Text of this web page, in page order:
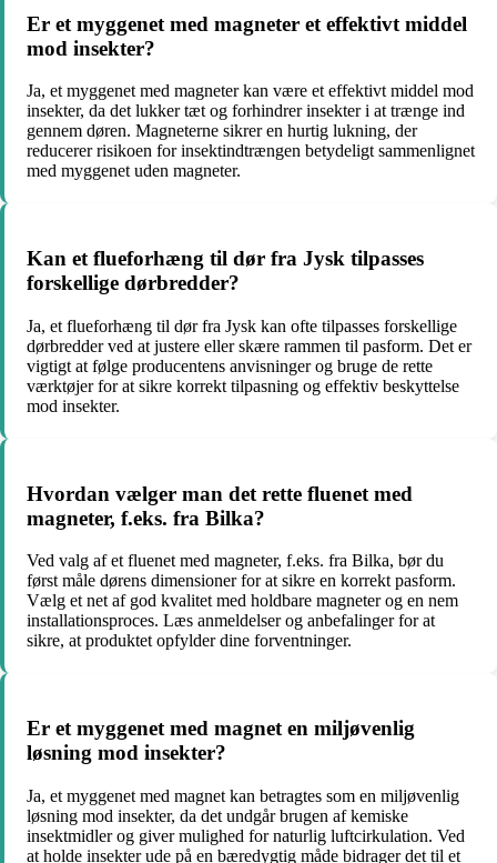
Er et myggenet med magneter et effektivt middel
mod insekter?
Ja, et myggenet med magneter kan være et effektivt middel mod
insekter, da det lukker tæt og forhindrer insekter i at trænge ind
gennem døren. Magneterne sikrer en hurtig lukning, der
reducerer risikoen for insektindtrængen betydeligt sammenlignet
med myggenet uden magneter.
Kan et flueforhæng til dør fra Jysk tilpasses
forskellige dørbredder?
Ja, et flueforhæng til dør fra Jysk kan ofte tilpasses forskellige
dørbredder ved at justere eller skære rammen til pasform. Det er
vigtigt at følge producentens anvisninger og bruge de rette
værktøjer for at sikre korrekt tilpasning og effektiv beskyttelse
mod insekter.
Hvordan vælger man det rette fluenet med
magneter, f.eks. fra Bilka?
Ved valg af et fluenet med magneter, f.eks. fra Bilka, bør du
først måle dørens dimensioner for at sikre en korrekt pasform.
Vælg et net af god kvalitet med holdbare magneter og en nem
installationsproces. Læs anmeldelser og anbefalinger for at
sikre, at produktet opfylder dine forventninger.
Er et myggenet med magnet en miljøvenlig
løsning mod insekter?
Ja, et myggenet med magnet kan betragtes som en miljøvenlig
løsning mod insekter, da det undgår brugen af kemiske
insektmidler og giver mulighed for naturlig luftcirkulation. Ved
at holde insekter ude på en bæredygtig måde bidrager det til et